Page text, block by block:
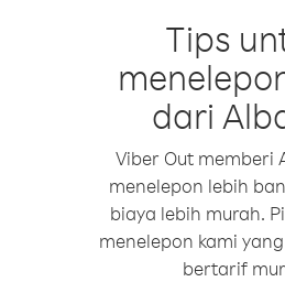
Tips
dari
Viber Out memberi
menelepon lebih
biaya lebih murah.
menelepon kami
bertarif